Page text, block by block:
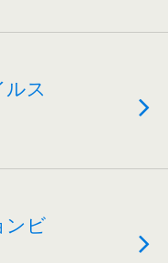
ス
ンビ